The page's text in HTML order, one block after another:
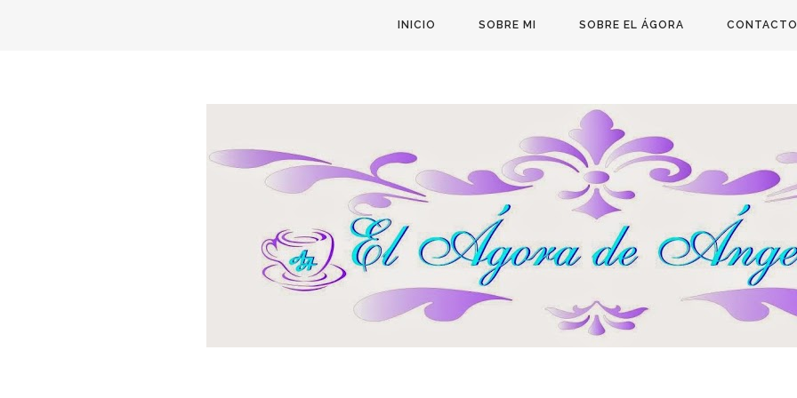
INICIO SOBRE MI SOBRE EL ÁGORA CONTACTO